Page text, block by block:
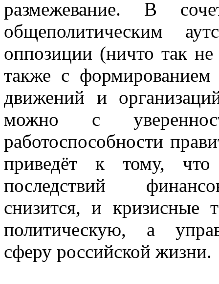
размежевание. В
общеполитическим
оппозиции (ничто так не
также с формированием
движений и
можно с
работоспособности
приведёт к тому, что
последствий
снизится, и кризисные
политическую, а
сферу российской жизни.